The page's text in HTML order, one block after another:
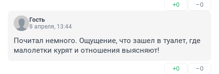
+0 –0
Гость
8 апреля, 13:44
Почитал немного. Ощущение, что зашел в туалет, где
малолетки курят и отношения выясняют!
+0 –0